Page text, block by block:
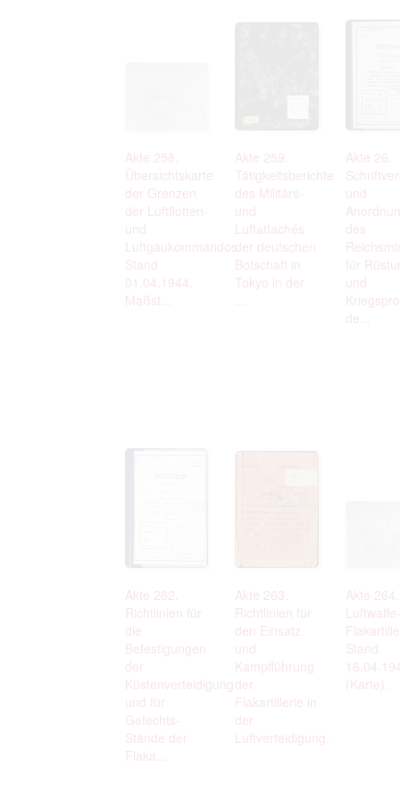
Akte 258.
Übersichtskarte
der Grenzen
der Luftflotten-
und
Luftgaukommandos.
Stand
01.04.1944.
Maßst...
Akte 259.
Tätigkeitsberichte
des Militärs-
und
Luftаttachés
der deutschen
Botschaft in
Tokyo in der
Akte 26.
und
des
für
und
de...
Akte 262.
Richtlinien für
die
Befestigungen
der
Küstenverteidigung
und für
Gefechts-
Stände der
Flaka...
Akte 263.
Richtlinien für
den Einsatz
und
Kampfführung
der
Flakartillerie in
der
Luftverteidigung.
Akte 264.
Luftwaffe-
Stand
(Karte).